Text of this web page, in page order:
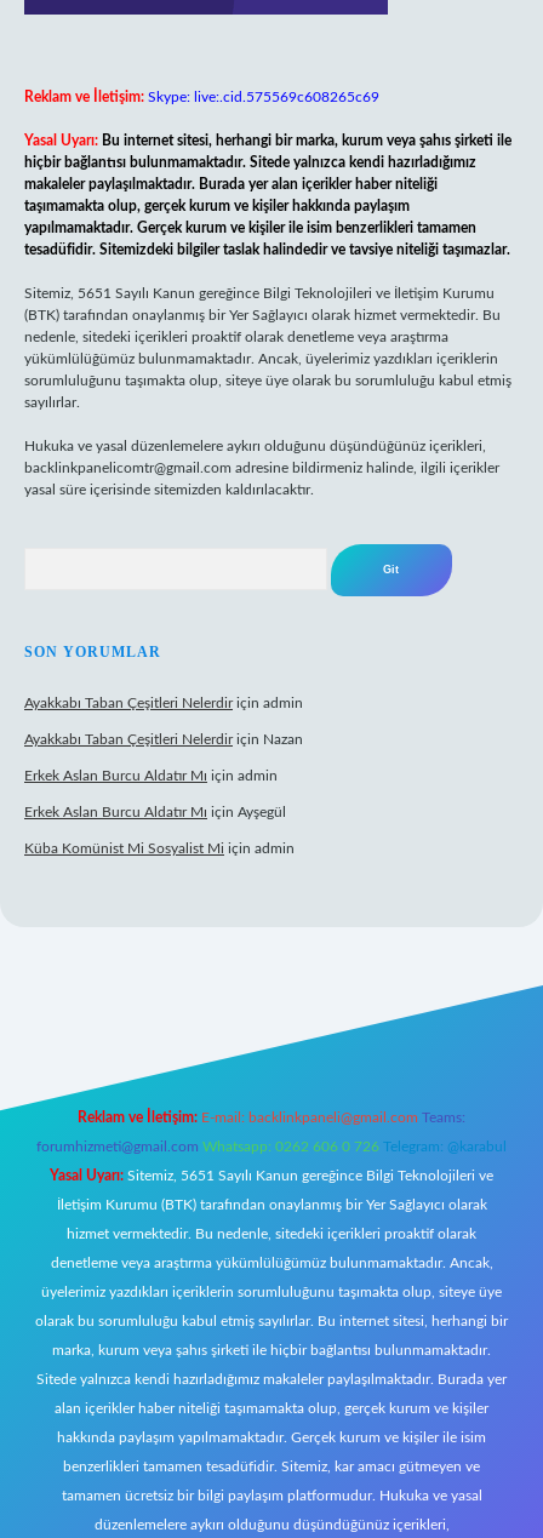
Reklam ve İletişim: Skype: live:.cid.575569c608265c69
Yasal Uyarı: Bu internet sitesi, herhangi bir marka, kurum veya şahıs şirketi ile
hiçbir bağlantısı bulunmamaktadır. Sitede yalnızca kendi hazırladığımız
makaleler paylaşılmaktadır. Burada yer alan içerikler haber niteliği
taşımamakta olup, gerçek kurum ve kişiler hakkında paylaşım
yapılmamaktadır. Gerçek kurum ve kişiler ile isim benzerlikleri tamamen
tesadüfidir. Sitemizdeki bilgiler taslak halindedir ve tavsiye niteliği taşımazlar.
Sitemiz, 5651 Sayılı Kanun gereğince Bilgi Teknolojileri ve İletişim Kurumu
(BTK) tarafından onaylanmış bir Yer Sağlayıcı olarak hizmet vermektedir. Bu
nedenle, sitedeki içerikleri proaktif olarak denetleme veya araştırma
yükümlülüğümüz bulunmamaktadır. Ancak, üyelerimiz yazdıkları içeriklerin
sorumluluğunu taşımakta olup, siteye üye olarak bu sorumluluğu kabul etmiş
sayılırlar.
Hukuka ve yasal düzenlemelere aykırı olduğunu düşündüğünüz içerikleri,
backlinkpanelicomtr@gmail.com adresine bildirmeniz halinde, ilgili içerikler
yasal süre içerisinde sitemizden kaldırılacaktır.
SON YORUMLAR
Ayakkabı Taban Çeşitleri Nelerdiriçin admin
Ayakkabı Taban Çeşitleri Nelerdiriçin Nazan
Erkek Aslan Burcu Aldatır Mı için admin
Erkek Aslan Burcu Aldatır Mı için Ayşegül
Küba Komünist Mi Sosyalist Mi için admin
Reklam ve İletişim: E-mail: backlinkpaneli@gmail.com Teams:
forumhizmeti@gmail.com Whatsapp: 0262 606 0 726 Telegram: @karabul
Yasal Uyarı: Sitemiz, 5651 Sayılı Kanun gereğince Bilgi Teknolojileri ve
İletişim Kurumu (BTK) tarafından onaylanmış bir Yer Sağlayıcı olarak
hizmet vermektedir. Bu nedenle, sitedeki içerikleri proaktif olarak
denetleme veya araştırma yükümlülüğümüz bulunmamaktadır. Ancak,
üyelerimiz yazdıkları içeriklerin sorumluluğunu taşımakta olup, siteye üye
olarak bu sorumluluğu kabul etmiş sayılırlar. Bu internet sitesi, herhangi bir
marka, kurum veya şahıs şirketi ile hiçbir bağlantısı bulunmamaktadır.
Sitede yalnızca kendi hazırladığımız makaleler paylaşılmaktadır. Burada yer
alan içerikler haber niteliği taşımamakta olup, gerçek kurum ve kişiler
hakkında paylaşım yapılmamaktadır. Gerçek kurum ve kişiler ile isim
benzerlikleri tamamen tesadüfidir. Sitemiz, kar amacı gütmeyen ve
tamamen ücretsiz bir bilgi paylaşım platformudur. Hukuka ve yasal
düzenlemelere aykırı olduğunu düşündüğünüz içerikleri,